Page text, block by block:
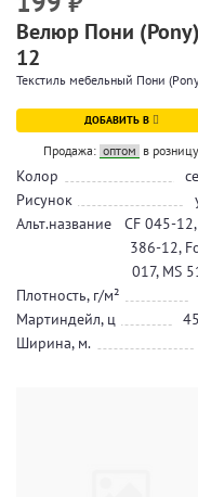
Велюр Пони
12
Текстиль мебельный Пони
ДОБАВИТЬ В
Продажа: оптом в розницу
Колор
Рисунок
Альт.название
CF 045-12,
386-12,
017, MS
Плотность, г/м²
Мартиндейл, ц
Ширина, м.